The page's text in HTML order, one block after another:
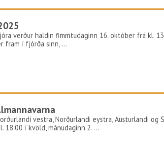
verður haldin fimmtudaginn 16. október frá kl.
fram í fjórða sinn, …
vestra, Norðurlandi eystra, Austurlandi og
18:00 í kvöld, mánudaginn 2. …